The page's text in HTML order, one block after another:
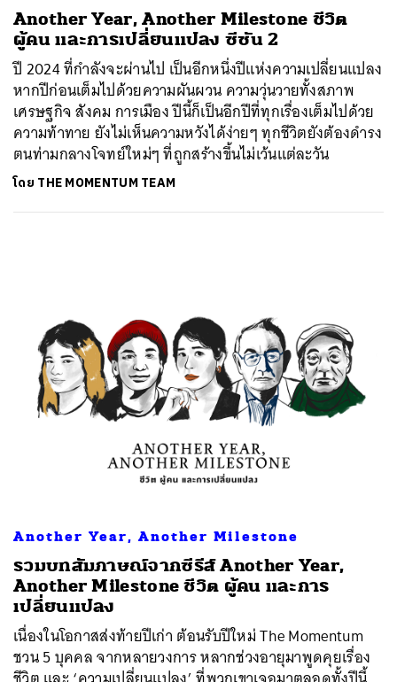
Another Year, Another Milestone ชีวิต
ผู้คน และการเปลี่ยนแปลง ซีซัน 2
ปี 2024 ที่กำลังจะผ่านไป เป็นอีกหนึ่งปีแห่งความเปลี่ยนแปลง
หากปีก่อนเต็มไปด้วยความผันผวน ความวุ่นวายทั้งสภาพ
เศรษฐกิจ สังคม การเมือง ปีนี้ก็เป็นอีกปีที่ทุกเรื่องเต็มไปด้วย
ความท้าทาย ยังไม่เห็นความหวังได้ง่ายๆ ทุกชีวิตยังต้องดำรง
ตนท่ามกลางโจทย์ใหม่ๆ ที่ถูกสร้างขึ้นไม่เว้นแต่ละวัน
โดย THE MOMENTUM TEAM
Another Year, Another Milestone
รวมบทสัมภาษณ์จากซีรีส์ Another Year,
Another Milestone ชีวิต ผู้คน และการ
เปลี่ยนแปลง
เนื่องในโอกาสส่งท้ายปีเก่า ต้อนรับปีใหม่ The Momentum
ชวน 5 บุคคล จากหลายวงการ หลากช่วงอายุมาพูดคุยเรื่อง